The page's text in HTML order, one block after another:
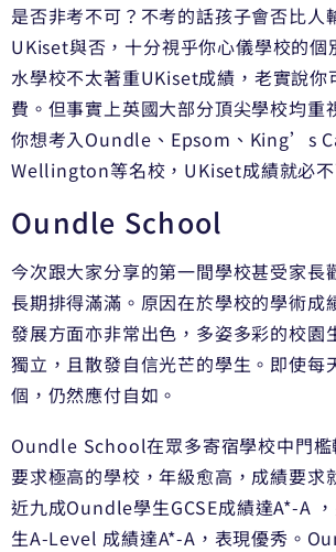
預約諮詢
是否非考不可？不考的話孩子會否比人
UKiset與否，十分視乎你心儀學校的個
水學校不太著重UKiset成績，老實說你
費。但事實上英國大部分頂尖學校均
你想考入Oundle、Epsom、King’s
Wellington等名校，UKiset成績就必不
Oundle School
今次跟大家分享的第一間學校甚受家
長期排得滿滿。原因在於學校的學術成
發展方面亦非常出色，多姿多彩的校園
獨立，且散發自信光芒的學生。即使每
個，仍然應付自如。
Oundle School在眾多寄宿學校中門檻
要求極高的學校，年級愈高，成績要求
近九成Oundle學生GCSE成績達A*-A
生A-Level 成績達A*-A，表現優秀。